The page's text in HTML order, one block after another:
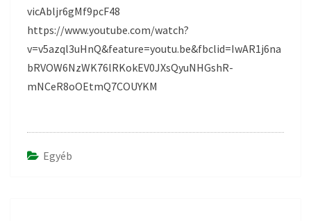
vicAbljr6gMf9pcF48
https://www.youtube.com/watch?
v=v5azql3uHnQ&feature=youtu.be&fbclid=IwAR1j6na
bRVOW6NzWK76lRKokEV0JXsQyuNHGshR-
mNCeR8oOEtmQ7COUYKM
Egyéb